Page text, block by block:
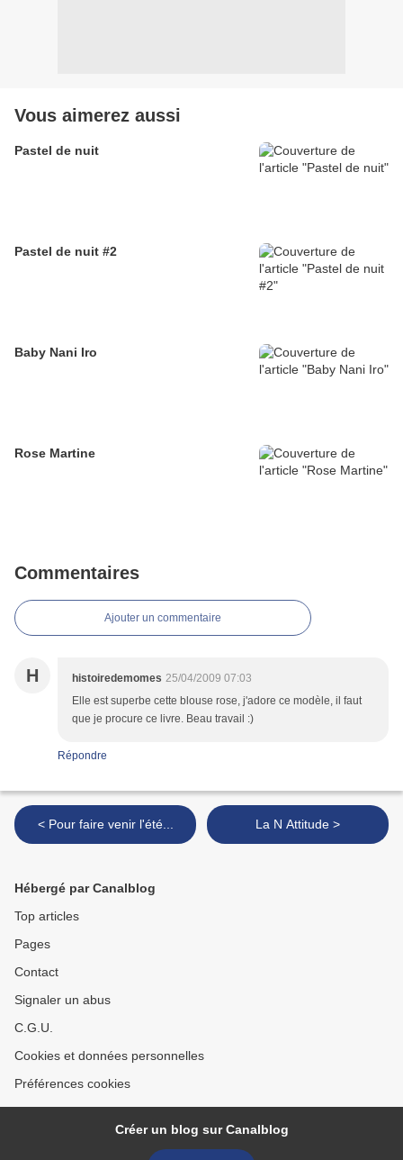
Vous aimerez aussi
Pastel de nuit
Pastel de nuit #2
Baby Nani Iro
Rose Martine
Commentaires
Ajouter un commentaire
H histoiredemomes 25/04/2009 07:03
Elle est superbe cette blouse rose, j'adore ce modèle, il faut
que je procure ce livre. Beau travail :)
Répondre
< Pour faire venir l'été... La N Attitude >
Hébergé par Canalblog
Top articles
Pages
Contact
Signaler un abus
C.G.U.
Cookies et données personnelles
Préférences cookies
Créer un blog sur Canalblog